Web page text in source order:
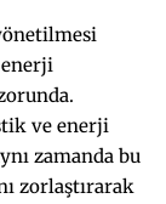
ve enerji
zamanda bu
zorlaştırarak